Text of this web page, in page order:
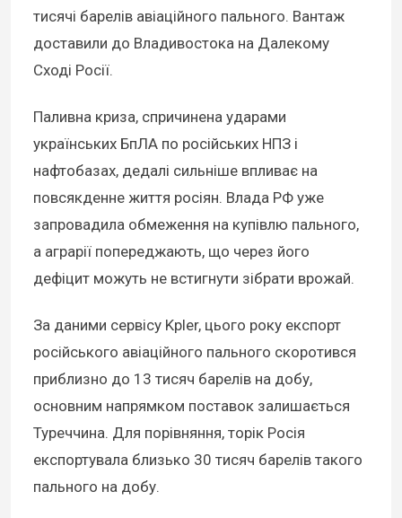
тисячі барелів авіаційного пального. Вантаж
доставили до Владивостока на Далекому
Сході Росії.
Паливна криза, спричинена ударами
українських БпЛА по російських НПЗ і
нафтобазах, дедалі сильніше впливає на
повсякденне життя росіян. Влада РФ уже
запровадила обмеження на купівлю пального,
а аграрії попереджають, що через його
дефіцит можуть не встигнути зібрати врожай.
За даними сервісу Kpler, цього року експорт
російського авіаційного пального скоротився
приблизно до 13 тисяч барелів на добу,
основним напрямком поставок залишається
Туреччина. Для порівняння, торік Росія
експортувала близько 30 тисяч барелів такого
пального на добу.